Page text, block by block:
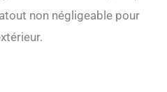
robuste peut être utilisée
comme siège (max. 130 kg)
la glacière peut être
non négligeable pour